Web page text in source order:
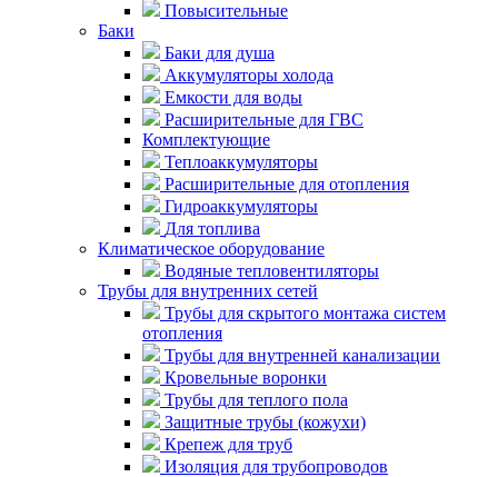
Повысительные
Баки
Баки для душа
Аккумуляторы холода
Емкости для воды
Расширительные для ГВС
Комплектующие
Теплоаккумуляторы
Расширительные для отопления
Гидроаккумуляторы
Для топлива
Климатическое оборудование
Водяные тепловентиляторы
Трубы для внутренних сетей
Трубы для скрытого монтажа систем
отопления
Трубы для внутренней канализации
Кровельные воронки
Трубы для теплого пола
Защитные трубы (кожухи)
Крепеж для труб
Изоляция для трубопроводов